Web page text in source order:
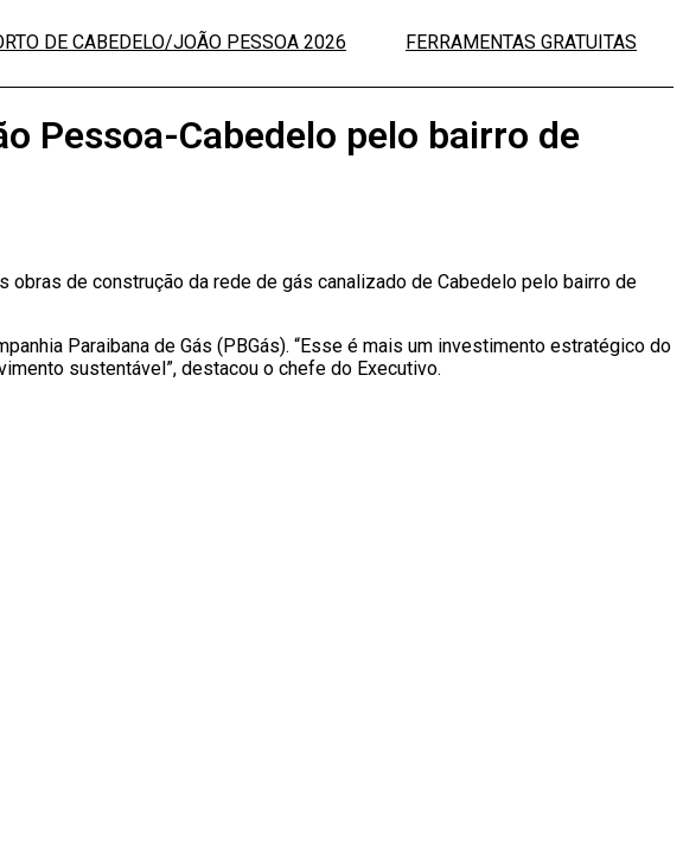
DE CABEDELO/JOÃO PESSOA 2026 FERRAMENTAS GRATUITAS
Pessoa-Cabedelo pelo bairro de
de construção da rede de gás canalizado de Cabedelo pelo bairro de
Paraibana de Gás (PBGás). “Esse é mais um investimento estratégico do
sustentável”, destacou o chefe do Executivo.